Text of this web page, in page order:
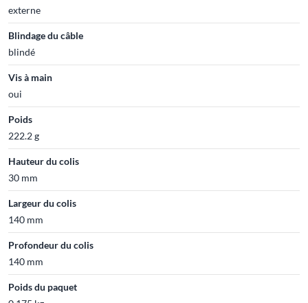
externe
Blindage du câble
blindé
Vis à main
oui
Poids
222.2 g
Hauteur du colis
30 mm
Largeur du colis
140 mm
Profondeur du colis
140 mm
Poids du paquet